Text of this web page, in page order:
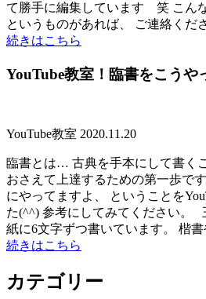
て勝手に編集しています 笑 こん
というものがあれば、 ご連絡くだ
続きはこちら
YouTube教室！臨書をこうや
YouTube教室 2020.11.20
臨書とは… 古典を手本にして書く
おさえて上達するための第一歩で
にやってますよ、 ということを
た(^^) 参考にしてみてください。
紙に6文字ずつ書いています。 楷
続きはこちら
カテゴリー